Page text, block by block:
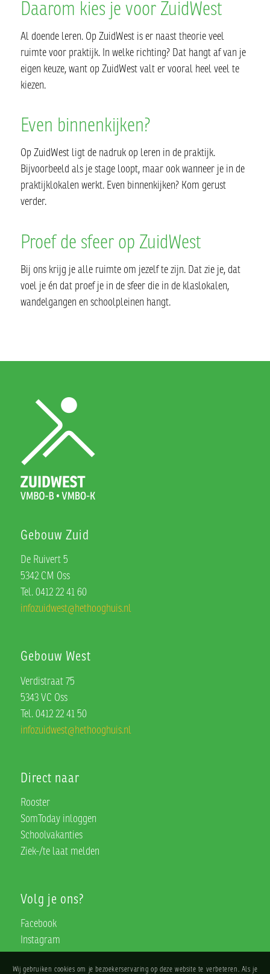
Daarom kies je voor ZuidWest
Al doende leren. Op ZuidWest is er naast theorie veel
ruimte voor praktijk. In welke richting? Dat hangt af van je
eigen keuze, want op ZuidWest valt er vooral heel veel te
kiezen.
Even binnenkijken?
Op ZuidWest ligt de nadruk op leren in de praktijk.
Bijvoorbeeld als je stage loopt, maar ook wanneer je in de
praktijklokalen werkt. Even binnenkijken? Kom gerust
verder.
Proef de sfeer op ZuidWest
Bij ons krijg je alle ruimte om jezelf te zijn. Dat zie je, dat
voel je én dat proef je in de sfeer die in de klaslokalen,
wandelgangen en schoolpleinen hangt.
Gebouw Zuid
De Ruivert 5
5342 CM Oss
Tel. 0412 22 41 60
infozuidwest@hethooghuis.nl
Gebouw West
Verdistraat 75
5343 VC Oss
Tel. 0412 22 41 50
infozuidwest@hethooghuis.nl
Direct naar
Rooster
SomToday inloggen
Schoolvakanties
Ziek-/te laat melden
Volg je ons?
Facebook
Instagram
Wij gebruiken cookies om je bezoekerservaring op deze website te verbeteren. Als je